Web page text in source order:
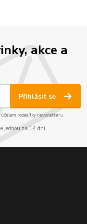
akce a
Přihlásit se
rozesílky newsletteru.
jednou za 14 dní.